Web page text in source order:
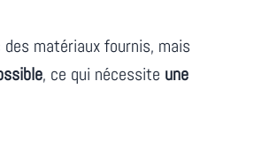
matériaux fournis, mais
, ce qui nécessite une